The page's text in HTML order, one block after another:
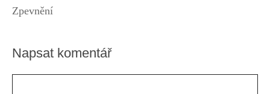
Zpevnění
Napsat komentář